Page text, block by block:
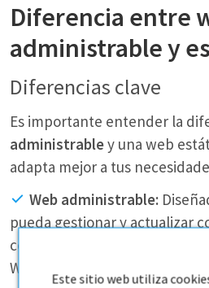
Diferencia entre
administrable y
Diferencias clave
Es importante entender la
administrabley una web
adapta mejor a tus
Web administrable:
pueda gestionar y actualizar
conocimientos técnicos. Utiliza
WordPress) y es ideal para
Este sitio web utiliza